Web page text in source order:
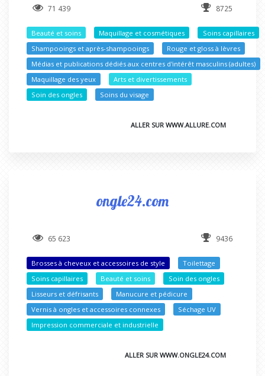
71 439 8725
Beauté et soins Maquillage et cosmétiques
Soins capillaires
Shampooings et après-shampooings
Rouge et gloss à lèvres
Médias et publications dédiés aux centres d'intérêt masculins (adultes)
Maquillage des yeux
Arts et divertissements
Soin des ongles
Soins du visage
ALLER SUR WWW.ALLURE.COM
ongle24.com
65 623 9436
Brosses à cheveux et accessoires de style
Toilettage
Soins capillaires
Beauté et soins
Soin des ongles
Lisseurs et défrisants
Manucure et pédicure
Vernis à ongles et accessoires connexes
Séchage UV
Impression commerciale et industrielle
ALLER SUR WWW.ONGLE24.COM